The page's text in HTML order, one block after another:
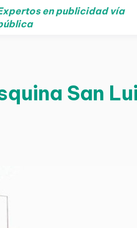
en publicidad vía
San